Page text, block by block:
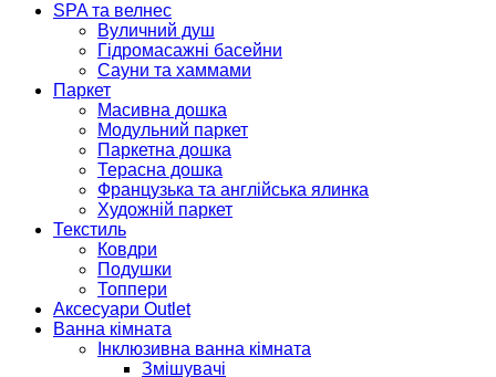
SPA та велнес
Вуличний душ
Гідромасажні басейни
Сауни та хаммами
Паркет
Масивна дошка
Модульний паркет
Паркетна дошка
Терасна дошка
Французька та англійська ялинка
Художній паркет
Текстиль
Ковдри
Подушки
Топпери
Аксесуари Outlet
Ванна кімната
Інклюзивна ванна кімната
Змішувачі